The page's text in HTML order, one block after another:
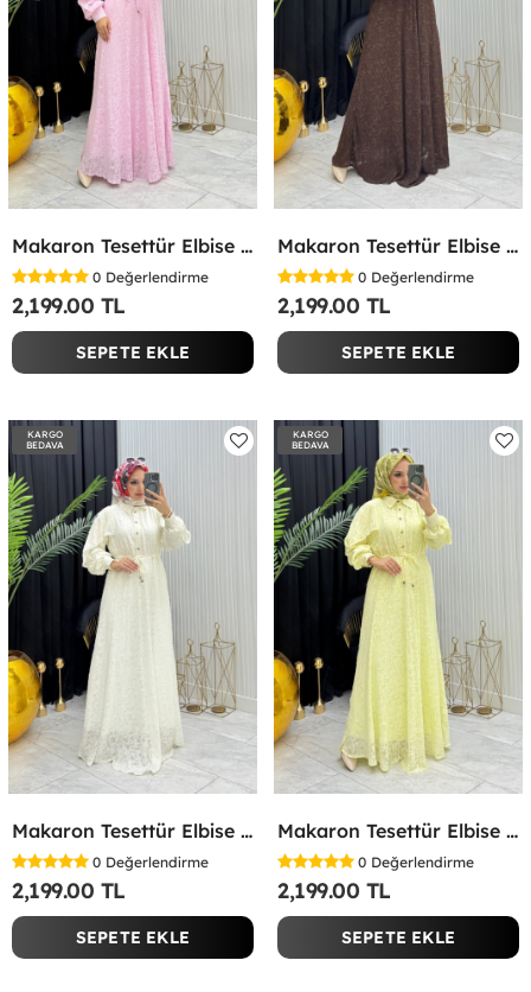
Makaron Tesettür Elbise Pembe Pembe
0 Değerlendirme
2,199.00 TL
SEPETE EKLE
Makaron Tesettür Elbise Kahverengi Kahverengi
0 Değerlendirme
2,199.00 TL
SEPETE EKLE
KARGO
BEDAVA
Makaron Tesettür Elbise Beyaz Beyaz
0 Değerlendirme
2,199.00 TL
SEPETE EKLE
KARGO
BEDAVA
Makaron Tesettür Elbise Sarı Sarı
0 Değerlendirme
2,199.00 TL
SEPETE EKLE